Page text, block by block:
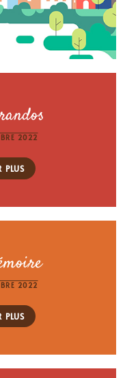
2022
PLUS
2022
PLUS